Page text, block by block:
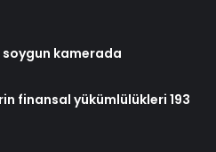
soygun kamerada
finansal yükümlülükleri 193